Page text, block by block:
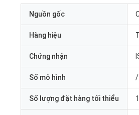
Nguồn gốc
Hàng hiệu
Chứng nhận
Số mô hình /
Số lượng đặt hàng tối thiểu